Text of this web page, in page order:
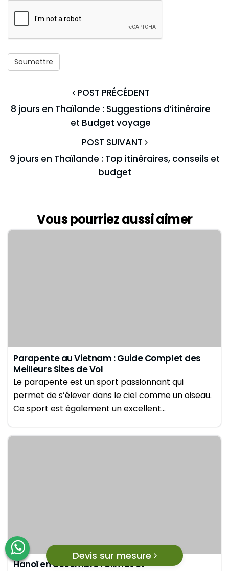
POST PRÉCÉDENT
8 jours en Thaïlande : Suggestions d’itinéraire
et Budget voyage
POST SUIVANT
9 jours en Thaïlande : Top itinéraires, conseils et
budget
Vous pourriez aussi aimer
Parapente au Vietnam : Guide Complet des
Meilleurs Sites de Vol
Le parapente est un sport passionnant qui
permet de s’élever dans le ciel comme un oiseau.
Ce sport est également un excellent…
Hanoï en décembre : Climat et
Devis sur mesure